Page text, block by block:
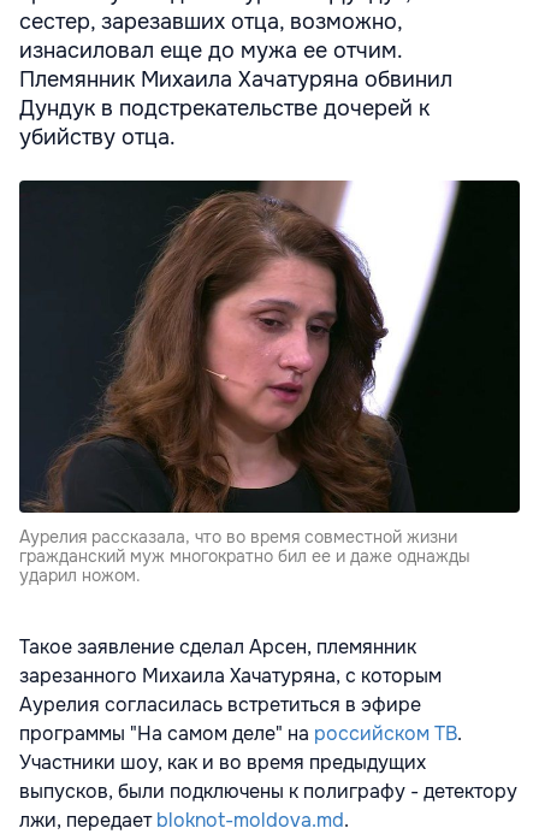
сестер, зарезавших отца, возможно,
изнасиловал еще до мужа ее отчим.
Племянник Михаила Хачатуряна обвинил
Дундук в подстрекательстве дочерей к
убийству отца.
Аурелия рассказала, что во время совместной жизни
гражданский муж многократно бил ее и даже однажды
ударил ножом.
Такое заявление сделал Арсен, племянник
зарезанного Михаила Хачатуряна, с которым
Аурелия согласилась встретиться в эфире
программы "На самом деле" на российском ТВ.
Участники шоу, как и во время предыдущих
выпусков, были подключены к полиграфу - детектору
лжи, передаетbloknot-moldova.md.